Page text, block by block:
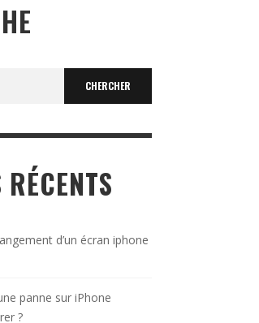
d’un écran iphone
panne sur iPhone
?